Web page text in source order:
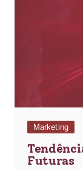
Marketing
Futuras